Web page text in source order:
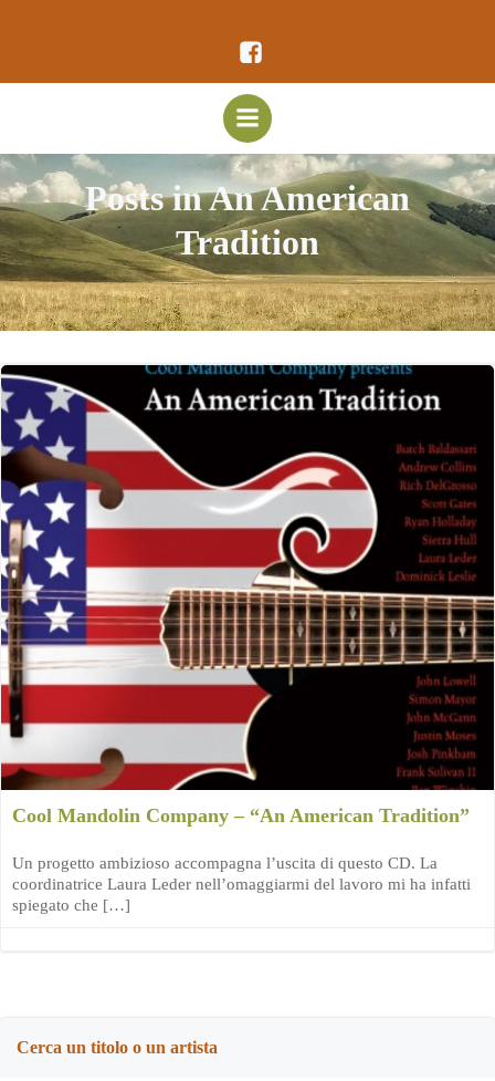
al
contenuto
Posts in An American
Tradition
Cool Mandolin Company – “An American Tradition”
Un progetto ambizioso accompagna l’uscita di questo CD. La
coordinatrice Laura Leder nell’omaggiarmi del lavoro mi ha infatti
spiegato che […]
Cerca un titolo o un artista